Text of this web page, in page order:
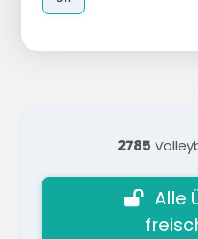
2785
Alle